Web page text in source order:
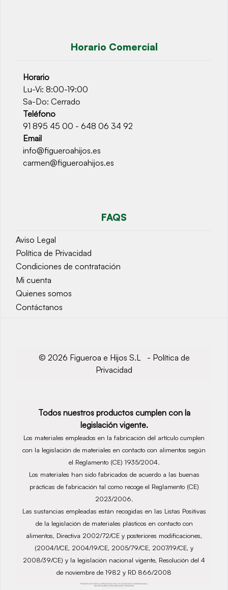
Horario Comercial
Horario
Lu-Vi: 8:00-19:00
Sa-Do: Cerrado
Teléfono
91 895 45 00 - 648 06 34 92
Email
info@figueroahijos.es
carmen@figueroahijos.es
FAQS
Aviso Legal
Política de Privacidad
Condiciones de contratación
Mi cuenta
Quienes somos
Contáctanos
© 2026 Figueroa e Hijos S.L - Política de
Privacidad
Todos nuestros productos cumplen con la
legislación vigente.
Los materiales empleados en la fabricación del artículo cumplen
con la legislación de materiales en contacto con alimentos según
el Reglamento (CE) 1935/2004.
Los materiales han sido fabricados de acuerdo a las buenas
prácticas de fabricación tal como recoge el Reglamento (CE)
2023/2006.
Las sustancias empleadas están recogidas en las Listas Positivas
de la legislación de materiales plásticos en contacto con
alimentos, Directiva 2002/72/CE y posteriores modificaciones,
(2004/1/CE, 2004/19/CE, 2005/79/CE, 2007/19/CE, y
2008/39/CE) y la legislación nacional vigente, Resolución del 4
de noviembre de 1982 y RD 866/2008